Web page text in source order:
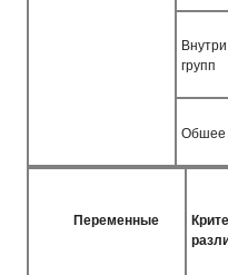
Внутри
групп
Обшее
Переменные